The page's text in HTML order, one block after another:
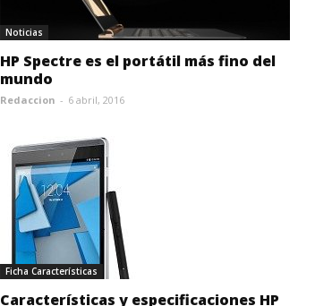
Noticias
HP Spectre es el portátil más fino del
mundo
Redaccion - 6 abril, 2016
Ficha Características
Características y especificaciones HP